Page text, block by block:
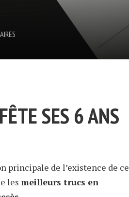
SES 6 ANS
principale de l’existence de ce
les meilleurs trucs en